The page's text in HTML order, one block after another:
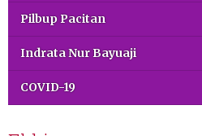
Pilbup Pacitan
Indrata Nur Bayuaji
COVID-19